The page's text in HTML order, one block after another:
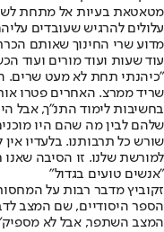
מטאטאת בעיות אל מתחת
עלולים להרגיש שעובדים
מדוע שרי החינוך שאותם
עוד שעות ועוד מורים ועוד
"כיהנתי תחת לא מעט שרים.
שריד ממרצ. האחרים פטרו
בחשיבות לימוד התנ"ך, אבל
שלהם לבין מה שהם היו
שורש כל תרבותנו. בלעדיו אין
למורשת שלנו. זו הסיבה שאנו
"אנשים טועים בגדול"
זקוביץ מדבר רבות על
הספר היסודיים, שם המצב
המצב השתפר, אבל לא